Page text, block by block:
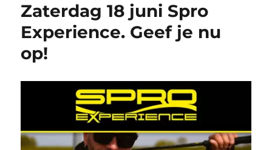
Zaterdag 18 juni Spro
Experience. Geef je nu
op!